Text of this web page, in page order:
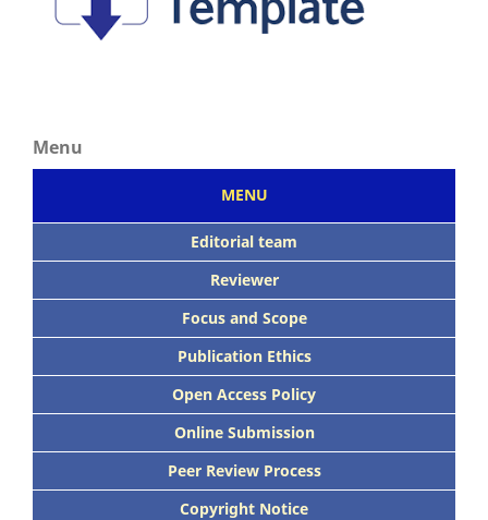
Menu
MENU
Editorial team
Reviewer
Focus and Scope
Publication Ethics
Open Access Policy
Online Submission
Peer Review Process
Copyright Notice